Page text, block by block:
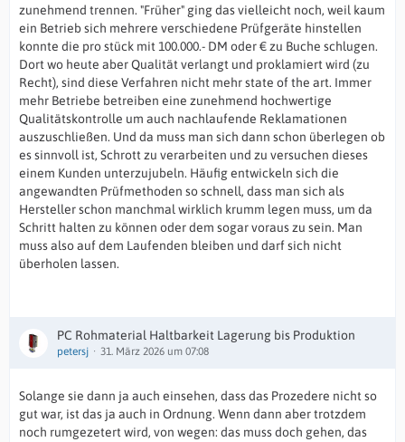
zunehmend trennen. "Früher" ging das vielleicht noch, weil kaum
ein Betrieb sich mehrere verschiedene Prüfgeräte hinstellen
konnte die pro stück mit 100.000.- DM oder € zu Buche schlugen.
Dort wo heute aber Qualität verlangt und proklamiert wird (zu
Recht), sind diese Verfahren nicht mehr state of the art. Immer
mehr Betriebe betreiben eine zunehmend hochwertige
Qualitätskontrolle um auch nachlaufende Reklamationen
auszuschließen. Und da muss man sich dann schon überlegen ob
es sinnvoll ist, Schrott zu verarbeiten und zu versuchen dieses
einem Kunden unterzujubeln. Häufig entwickeln sich die
angewandten Prüfmethoden so schnell, dass man sich als
Hersteller schon manchmal wirklich krumm legen muss, um da
Schritt halten zu können oder dem sogar voraus zu sein. Man
muss also auf dem Laufenden bleiben und darf sich nicht
überholen lassen.
PC Rohmaterial Haltbarkeit Lagerung bis Produktion
petersj 31. März 2026 um 07:08
Solange sie dann ja auch einsehen, dass das Prozedere nicht so
gut war, ist das ja auch in Ordnung. Wenn dann aber trotzdem
noch rumgezetert wird, von wegen: das muss doch gehen, das